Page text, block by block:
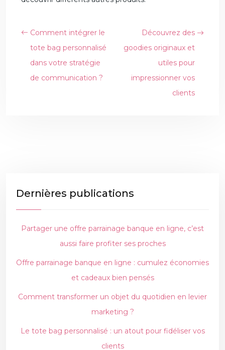
Comment intégrer le
tote bag personnalisé
dans votre stratégie
de communication ?
Découvrez des
goodies originaux et
utiles pour
impressionner vos
clients
Dernières publications
Partager une offre parrainage banque en ligne, c’est
aussi faire profiter ses proches
Offre parrainage banque en ligne : cumulez économies
et cadeaux bien pensés
Comment transformer un objet du quotidien en levier
marketing ?
Le tote bag personnalisé : un atout pour fidéliser vos
clients